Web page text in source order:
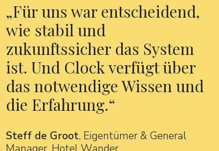
Für uns war entscheidend,
wie stabil und
zukunftssicher das System
ist. Und Clock verfügt über
das notwendige Wissen und
die Erfahrung.
Steff de Groot, Eigentümer & General